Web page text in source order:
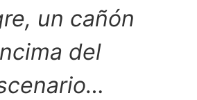
un cañón
del
…